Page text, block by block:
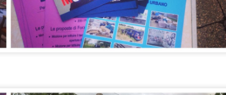
OLTRE 20
DI INCIDERE PURCHE’